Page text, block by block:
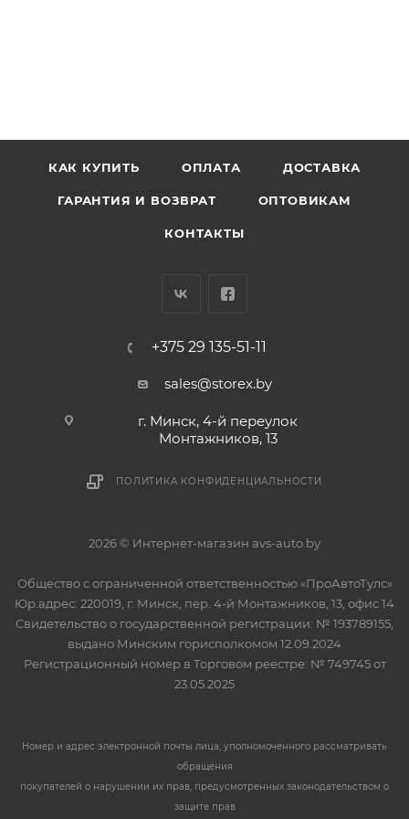
КАК КУПИТЬ ОПЛАТА ДОСТАВКА
ГАРАНТИЯ И ВОЗВРАТ ОПТОВИКАМ
КОНТАКТЫ
+375 29 135-51-11
sales@storex.by
г. Минск, 4-й переулок
Монтажников, 13
ПОЛИТИКА КОНФИДЕНЦИАЛЬНОСТИ
2026 © Интернет-магазин avs-auto.by
Общество с ограниченной ответственностью «ПроАвтоТулс»
Юр.адрес: 220019, г. Минск, пер. 4-й Монтажников, 13, офис 14
Свидетельство о государственной регистрации: № 193789155,
выдано Минским горисполкомом 12.09.2024
Регистрационный номер в Торговом реестре: № 749745 от
23.05.2025
Номер и адрес электронной почты лица, уполномоченного рассматривать
обращения
покупателей о нарушении их прав, предусмотренных законодательством о
защите прав